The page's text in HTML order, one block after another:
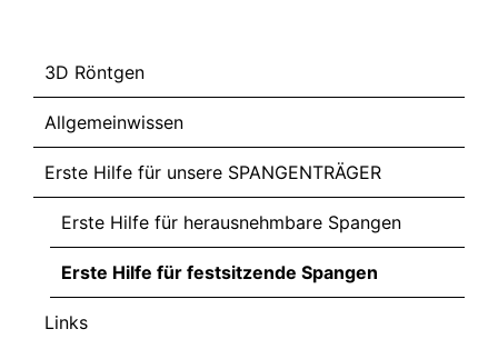
Info
3D Röntgen
Allgemeinwissen
Erste Hilfe für unsere SPANGENTRÄGER
Erste Hilfe für herausnehmbare Spangen
Erste Hilfe für festsitzende Spangen
Links